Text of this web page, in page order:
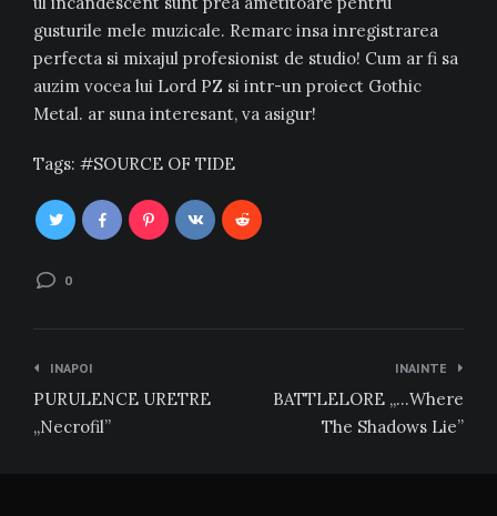
gusturile mele muzicale. Remarc insa inregistrarea
perfecta si mixajul profesionist de studio! Cum ar fi sa
auzim vocea lui Lord PZ si intr-un proiect Gothic
Metal. ar suna interesant, va asigur!
Tags: SOURCE OF TIDE
0
Navigare
în
articole
INAPOI
PURULENCE URETRE
„Necrofil”
INAINTE
BATTLELORE „…Where
The Shadows Lie”